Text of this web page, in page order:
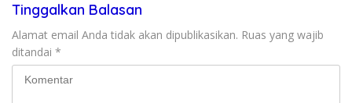
Tinggalkan Balasan
Alamat email Anda tidak akan dipublikasikan. Ruas yang wajib
ditandai *